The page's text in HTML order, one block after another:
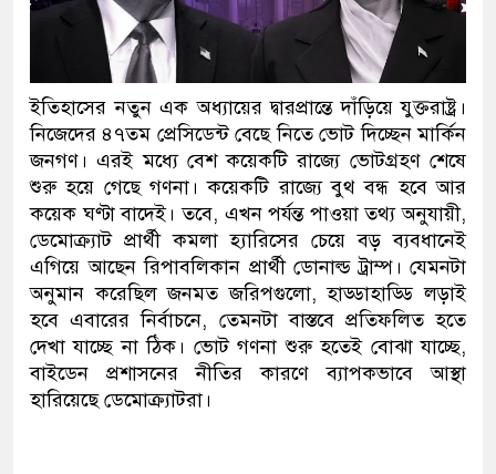
ইতিহাসের নতুন এক অধ্যায়ের দ্বারপ্রান্তে দাঁড়িয়ে যুক্তরাষ্ট্র।
নিজেদের ৪৭তম প্রেসিডেন্ট বেছে নিতে ভোট দিচ্ছেন মার্কিন
জনগণ। এরই মধ্যে বেশ কয়েকটি রাজ্যে ভোটগ্রহণ শেষে
শুরু হয়ে গেছে গণনা। কয়েকটি রাজ্যে বুথ বন্ধ হবে আর
কয়েক ঘণ্টা বাদেই। তবে, এখন পর্যন্ত পাওয়া তথ্য অনুযায়ী,
ডেমোক্র্যাট প্রার্থী কমলা হ্যারিসের চেয়ে বড় ব্যবধানেই
এগিয়ে আছেন রিপাবলিকান প্রার্থী ডোনাল্ড ট্রাম্প। যেমনটা
অনুমান করেছিল জনমত জরিপগুলো, হাড্ডাহাড্ডি লড়াই
হবে এবারের নির্বাচনে, তেমনটা বাস্তবে প্রতিফলিত হতে
দেখা যাচ্ছে না ঠিক। ভোট গণনা শুরু হতেই বোঝা যাচ্ছে,
বাইডেন প্রশাসনের নীতির কারণে ব্যাপকভাবে আস্থা
হারিয়েছে ডেমোক্র্যাটরা।